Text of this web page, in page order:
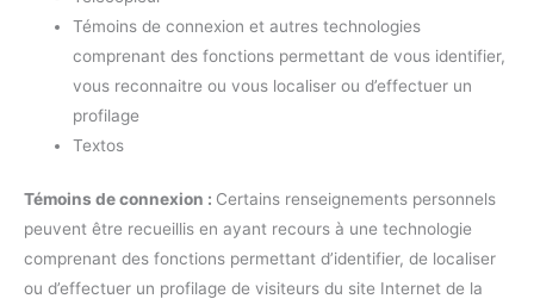
Témoins de connexion et autres technologies
comprenant des fonctions permettant de vous identifier,
vous reconnaitre ou vous localiser ou d’effectuer un
profilage
Textos
Témoins de connexion : Certains renseignements personnels
peuvent être recueillis en ayant recours à une technologie
comprenant des fonctions permettant d’identifier, de localiser
ou d’effectuer un profilage de visiteurs du site Internet de la